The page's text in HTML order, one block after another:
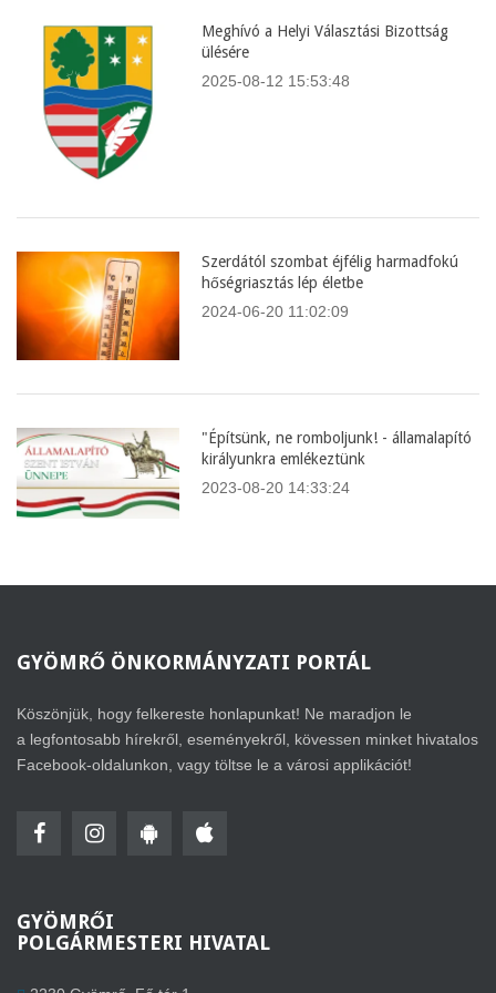
Meghívó a Helyi Választási Bizottság
ülésére
2025-08-12 15:53:48
Szerdától szombat éjfélig harmadfokú
hőségriasztás lép életbe
2024-06-20 11:02:09
"Építsünk, ne romboljunk! - államalapító
királyunkra emlékeztünk
2023-08-20 14:33:24
GYÖMRŐ ÖNKORMÁNYZATI PORTÁL
Köszönjük, hogy felkereste honlapunkat! Ne maradjon le
a legfontosabb hírekről, eseményekről, kövessen minket hivatalos
Facebook-oldalunkon, vagy töltse le a városi applikációt!
GYÖMRŐI
POLGÁRMESTERI HIVATAL